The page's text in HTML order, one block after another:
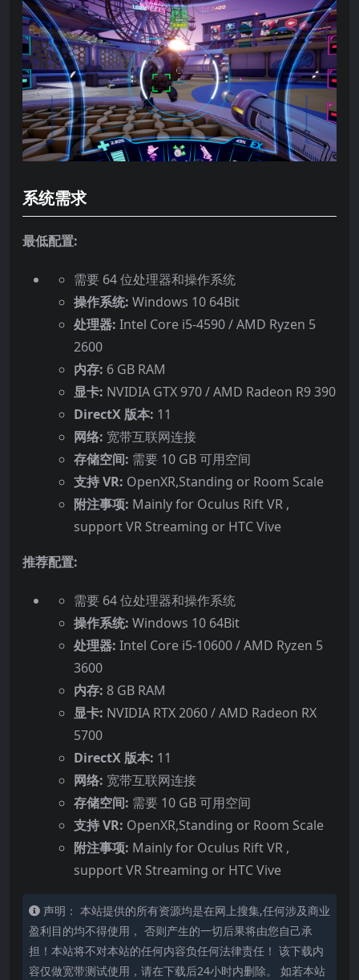
系统需求
最低配置:
需要 64 位处理器和操作系统
操作系统: Windows 10 64Bit
处理器: Intel Core i5-4590 / AMD Ryzen 5
2600
内存: 6 GB RAM
显卡: NVIDIA GTX 970 / AMD Radeon R9 390
DirectX 版本: 11
网络: 宽带互联网连接
存储空间: 需要 10 GB 可用空间
支持 VR: OpenXR,Standing or Room Scale
附注事项: Mainly for Oculus Rift VR ,
support VR Streaming or HTC Vive
推荐配置:
需要 64 位处理器和操作系统
操作系统: Windows 10 64Bit
处理器: Intel Core i5-10600 / AMD Ryzen 5
3600
内存: 8 GB RAM
显卡: NVIDIA RTX 2060 / AMD Radeon RX
5700
DirectX 版本: 11
网络: 宽带互联网连接
存储空间: 需要 10 GB 可用空间
支持 VR: OpenXR,Standing or Room Scale
附注事项: Mainly for Oculus Rift VR ,
support VR Streaming or HTC Vive
声明： 本站提供的所有资源均是在网上搜集,任何涉及商业
盈利目的均不得使用， 否则产生的一切后果将由您自己承
担！本站将不对本站的任何内容负任何法律责任！ 该下载内
容仅做宽带测试使用，请在下载后24小时内删除。 如若本站